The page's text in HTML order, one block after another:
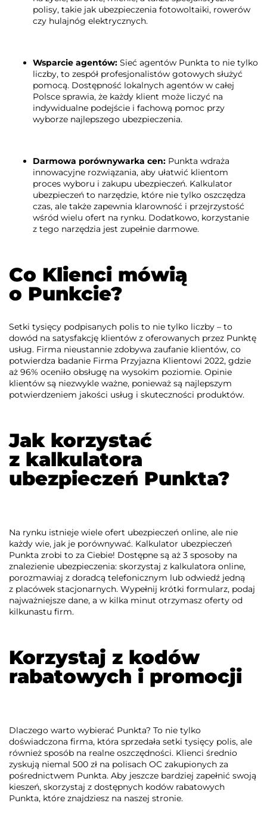
polisy, takie jak ubezpieczenia fotowoltaiki, rowerów
czy hulajnóg elektrycznych.
Wsparcie agentów: Sieć agentów Punkta to nie tylko
liczby, to zespół profesjonalistów gotowych służyć
pomocą. Dostępność lokalnych agentów w całej
Polsce sprawia, że każdy klient może liczyć na
indywidualne podejście i fachową pomoc przy
wyborze najlepszego ubezpieczenia.
Darmowa porównywarka cen: Punkta wdraża
innowacyjne rozwiązania, aby ułatwić klientom
proces wyboru i zakupu ubezpieczeń. Kalkulator
ubezpieczeń to narzędzie, które nie tylko oszczędza
czas, ale także zapewnia klarowność i przejrzystość
wśród wielu ofert na rynku. Dodatkowo, korzystanie
z tego narzędzia jest zupełnie darmowe.
Co Klienci mówią
o Punkcie?
Setki tysięcy podpisanych polis to nie tylko liczby – to
dowód na satysfakcję klientów z oferowanych przez Punktę
usług. Firma nieustannie zdobywa zaufanie klientów, co
potwierdza badanie Firma Przyjazna Klientowi 2022, gdzie
aż 96% oceniło obsługę na wysokim poziomie. Opinie
klientów są niezwykle ważne, ponieważ są najlepszym
potwierdzeniem jakości usług i skuteczności produktów.
Jak korzystać
z kalkulatora
ubezpieczeń Punkta?
Na rynku istnieje wiele ofert ubezpieczeń online, ale nie
każdy wie, jak je porównywać. Kalkulator ubezpieczeń
Punkta zrobi to za Ciebie! Dostępne są aż 3 sposoby na
znalezienie ubezpieczenia: skorzystaj z kalkulatora online,
porozmawiaj z doradcą telefonicznym lub odwiedź jedną
z placówek stacjonarnych. Wypełnij krótki formularz, podaj
najważniejsze dane, a w kilka minut otrzymasz oferty od
kilkunastu firm.
Korzystaj z kodów
rabatowych i promocji
Dlaczego warto wybierać Punkta? To nie tylko
doświadczona firma, która sprzedała setki tysięcy polis, ale
również sposób na realne oszczędności. Klienci średnio
zyskują niemal 500 zł na polisach OC zakupionych za
pośrednictwem Punkta. Aby jeszcze bardziej zapełnić swoją
kieszeń, skorzystaj z dostępnych kodów rabatowych
Punkta, które znajdziesz na naszej stronie.